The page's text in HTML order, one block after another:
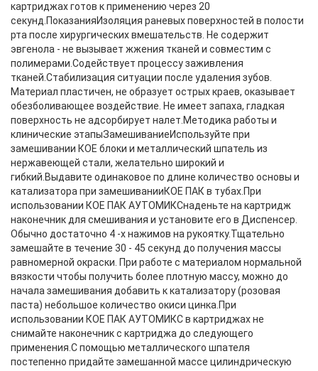
картриджах готов к применению через 20
секунд.ПоказанияИзоляция раневых поверхностей в полости
рта после хирургических вмешательств. Не содержит
эвгенола - не вызывает жжения тканей и совместим с
полимерами.Содействует процессу заживления
тканей.Стабилизация ситуации после удаления зубов.
Материал пластичен, не образует острых краев, оказывает
обезболивающее воздействие. Не имеет запаха, гладкая
поверхность не адсорбирует налет.Методика работы и
клинические этапыЗамешиваниеИспользуйте при
замешивании КОЕ блоки и металлический шпатель из
нержавеющей стали, желательно широкий и
гибкий.Выдавите одинаковое по длине количество основы и
катализатора при замешиванииКОЕ ПАК в тубах.При
использовании КОЕ ПАК АУТОМИКСнаденьте на картридж
наконечник для смешивания и установите его в Диспенсер.
Обычно достаточно 4 -х нажимов на рукоятку.Тщательно
замешайте в течение 30 - 45 секунд до получения массы
равномерной окраски. При работе с материалом нормальной
вязкости чтобы получить более плотную массу, можно до
начала замешивания добавить к катализатору (розовая
паста) небольшое количество окиси цинка.При
использовании КОЕ ПАК АУТОМИКС в картриджах не
снимайте наконечник с картриджа до следующего
применения.С помощью металлического шпателя
постепенно придайте замешанной массе цилиндрическую